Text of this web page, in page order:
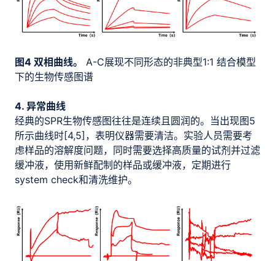
图4 双相曲线。
A-C展现不同形态的非典型1:1 结合模型
下的生物传感图谱
4. 异常曲线
经典的SPR生物传感图往往是连续且圆润的。当出现图5
所示曲线时[4,5]，表明仪器需要清洁。实验人员需要考
虑样品的溶解度问题，同时需要选择高质量的试剂并过滤
缓冲液，使用新鲜配制的样品或缓冲液，定期进行
system check和清洗维护。